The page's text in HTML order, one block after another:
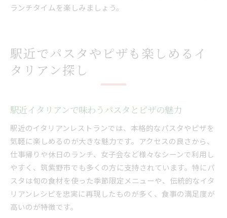
ランチタイムを楽しみましょう。
駅近でパスタやピザも楽しめるイ
タリアン探し
駅近イタリアンで味わうパスタとピザの魅力
駅近のイタリアンレストランでは、本格的なパスタやピザを
気軽に楽しめるのが大きな魅力です。アクセスの良さから、
仕事帰りや休日のランチ、女子会など様々なシーンで利用し
やすく、筑紫野市でも多くの方に支持されています。特にパ
スタは旬の食材を使った季節限定メニューや、伝統的なイタ
リアンレシピを忠実に再現したものが多く、食事の満足度が
高いのが特徴です。